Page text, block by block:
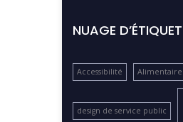
NUAGE
Accessibilité Alimentaire
design de service public